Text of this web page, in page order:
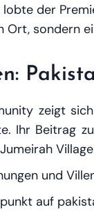
der
sondern
zeigt
Ihr Beitrag
und
auf